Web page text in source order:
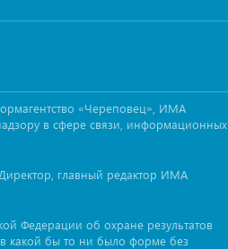
«Череповец», ИМА
в сфере связи, информационных
главный редактор ИМА
Федерации об охране результатов
какой бы то ни было форме без